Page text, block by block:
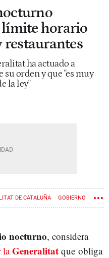
límite horario
restaurantes
ha actuado a
su orden y que "es muy
la ley"
DE CATALUÑA GOBIERNO
nocturno, considera
laGeneralitat que obliga